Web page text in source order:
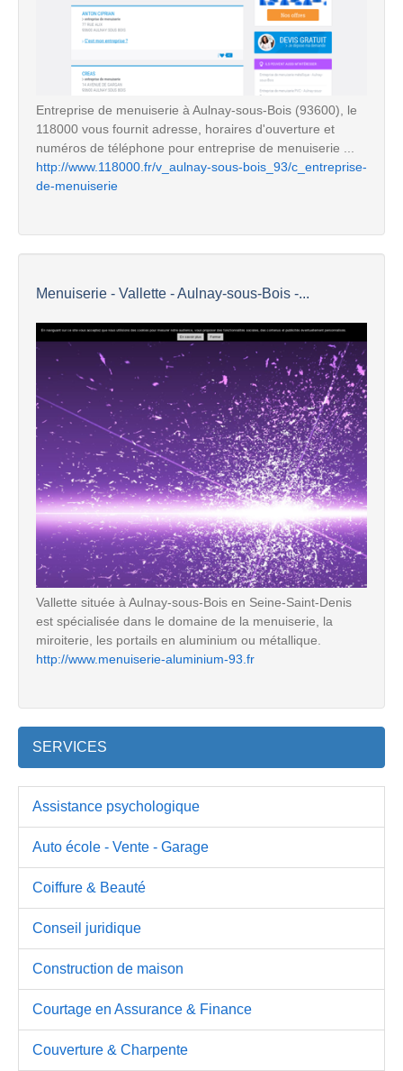
Entreprise de menuiserie à Aulnay-sous-Bois (93600), le
118000 vous fournit adresse, horaires d'ouverture et
numéros de téléphone pour entreprise de menuiserie ...
http://www.118000.fr/v_aulnay-sous-bois_93/c_entreprise-
de-menuiserie
Menuiserie - Vallette - Aulnay-sous-Bois -...
Vallette située à Aulnay-sous-Bois en Seine-Saint-Denis
est spécialisée dans le domaine de la menuiserie, la
miroiterie, les portails en aluminium ou métallique.
http://www.menuiserie-aluminium-93.fr
SERVICES
Assistance psychologique
Auto école - Vente - Garage
Coiffure & Beauté
Conseil juridique
Construction de maison
Courtage en Assurance & Finance
Couverture & Charpente